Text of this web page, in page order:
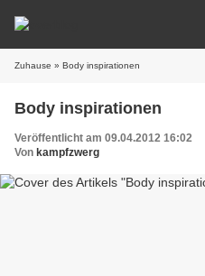
Zuhause » Body inspirationen
Body inspirationen
Veröffentlicht am 09.04.2012 16:02
Von kampfzwerg